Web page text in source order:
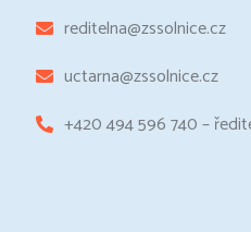
reditelna@zssolnice.cz
uctarna@zssolnice.cz
+420 494 596 740 –